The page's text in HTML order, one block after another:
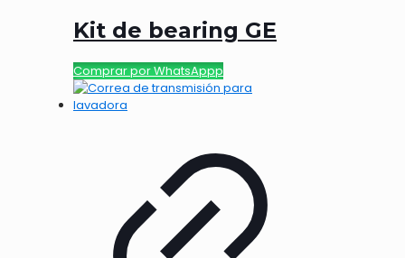
Kit de bearing GE
Comprar por WhatsAppp